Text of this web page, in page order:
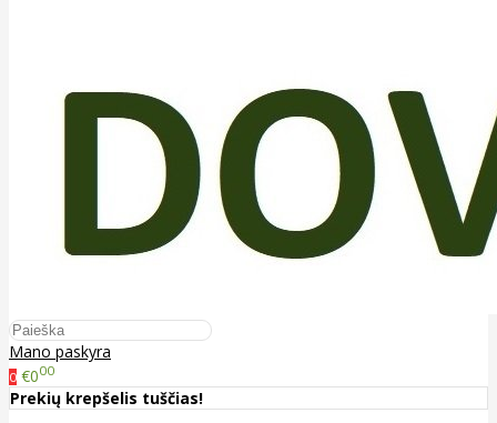
Mano paskyra
0 €000
Prekių krepšelis tuščias!